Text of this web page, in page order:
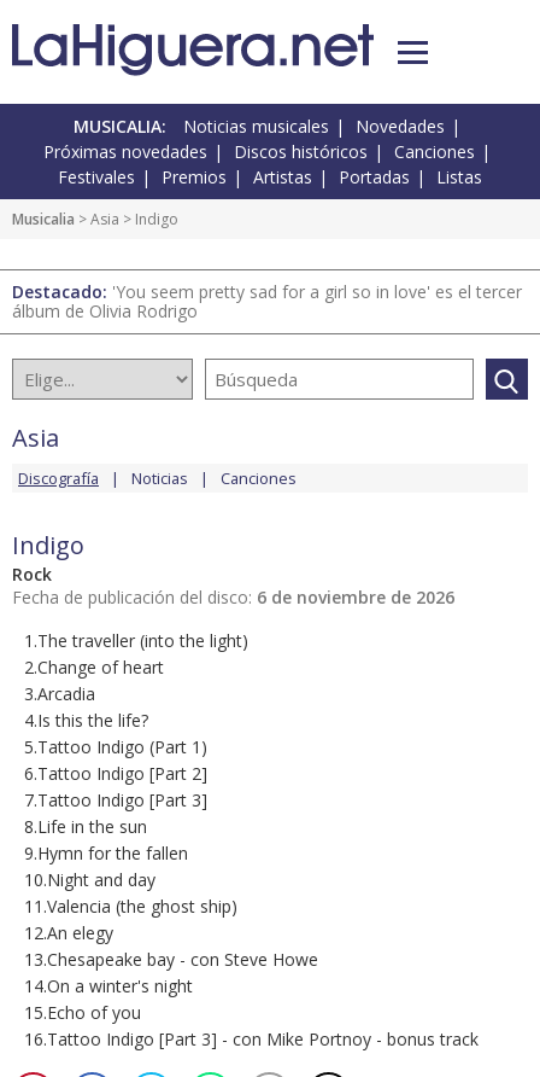
MUSICALIA: Noticias musicales
Novedades
Próximas novedades
Discos históricos
Canciones
Festivales
Premios Artistas Portadas Listas
Musicalia >Asia > Indigo
Destacado: 'You seem pretty sad for a girl so in love' es el tercer
álbum de Olivia Rodrigo
Asia
Discografía Noticias Canciones
Indigo
Rock
Fecha de publicación del disco: 6 de noviembre de 2026
1.The traveller (into the light)
2.Change of heart
3.Arcadia
4.Is this the life?
5.Tattoo Indigo (Part 1)
6.Tattoo Indigo [Part 2]
7.Tattoo Indigo [Part 3]
8.Life in the sun
9.Hymn for the fallen
10.Night and day
11.Valencia (the ghost ship)
12.An elegy
13.Chesapeake bay - con Steve Howe
14.On a winter's night
15.Echo of you
16.Tattoo Indigo [Part 3] - con Mike Portnoy - bonus track